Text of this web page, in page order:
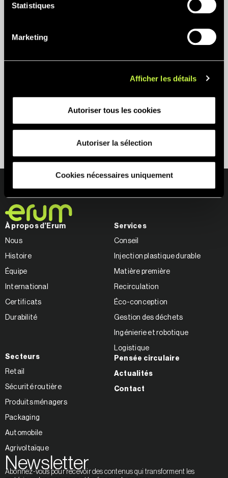
Statistiques
Marketing
Afficher les détails
Autoriser tous les cookies
Autoriser la sélection
Cookies nécessaires uniquement
À propos d’Erum
Nous
Histoire
Équipe
International
Certificats
Durabilité
Services
Conseil
Injection plastique durable
Matière première
Recirculation
Éco-conception
Gestion des déchets
Ingénierie et robotique
Logistique
Secteurs
Retail
Sécurité routière
Produits ménagers
Packaging
Automobile
Agrivoltaïque
Pensée circulaire
Actualités
Contact
Newsletter
Abonnez-vous pour recevoir des contenus qui transforment les